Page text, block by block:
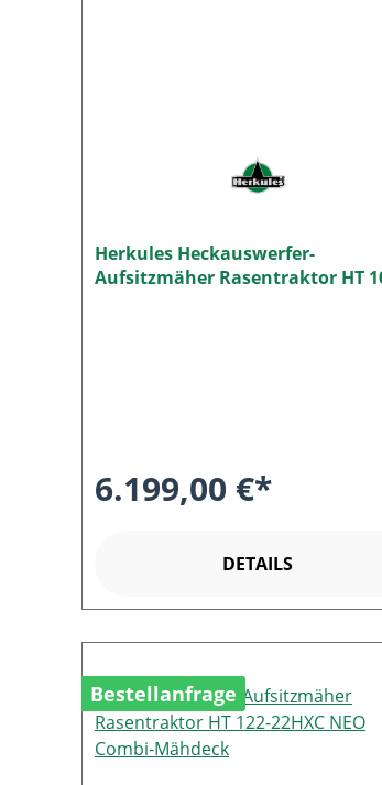
Herkules Heckauswerfer-
Aufsitzmäher Rasentraktor HT
6.199,00 €*
DETAILS
Bestellanfrage